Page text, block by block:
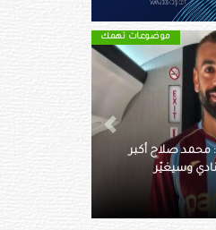
موضوعات تهمك
مع كريستيانو رونالدو..
فلورنتينو بيريز أمام
Next